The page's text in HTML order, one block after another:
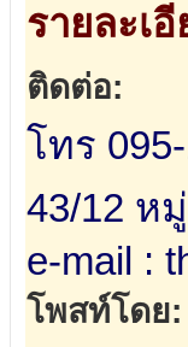
รายละเ
ติดต่อ:
โทร
43/12 ห
e-mail :
โพสท์โดย: